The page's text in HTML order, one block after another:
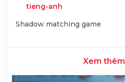
tieng-anh
Shadow matching game
Xem thêm